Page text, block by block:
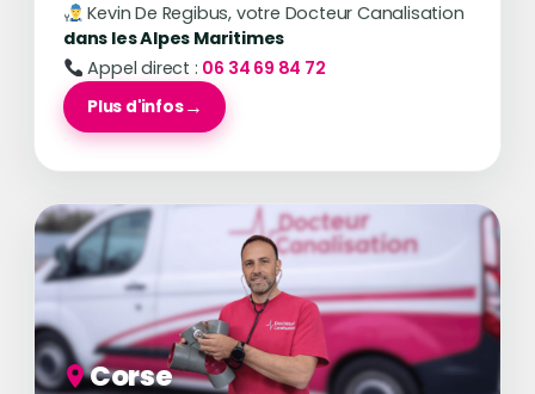
Kevin De Regibus, votre Docteur Canalisation
dans les Alpes Maritimes
Appel direct : 06 34 69 84 72
Plus d'infos
Corse